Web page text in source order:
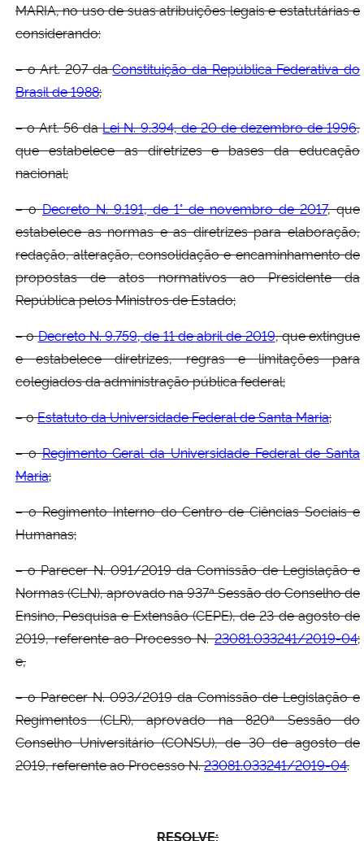
Secretaria de Governo
Advocacia-Geral da União
Planalto
MARIA, no uso de suas atribuições legais e estatutárias e
considerando:
– o Art. 207 daConstituição da República Federativa do
Brasil de 1988;
– o Art. 56 daLei N. 9.394, de 20 de dezembro de 1996,
que estabelece as diretrizes e bases da educação
nacional;
– oDecreto N. 9.191, de 1° de novembro de 2017, que
estabelece as normas e as diretrizes para elaboração,
redação, alteração, consolidação e encaminhamento de
propostas de atos normativos ao Presidente da
República pelos Ministros de Estado;
– oDecreto N. 9.759, de 11 de abril de 2019, que extingue
e estabelece diretrizes, regras e limitações para
colegiados da administração pública federal;
– oEstatuto da Universidade Federal de Santa Maria;
– oRegimento Geral da Universidade Federal de Santa
Maria;
– o Regimento Interno do Centro de Ciências Sociais e
Humanas;
– o Parecer N. 091/2019 da Comissão de Legislação e
Normas (CLN), aprovado na 937ª Sessão do Conselho de
Ensino, Pesquisa e Extensão (CEPE), de 23 de agosto de
2019, referente ao Processo N.23081.033241/2019-04;
e,
– o Parecer N. 093/2019 da Comissão de Legislação e
Regimentos (CLR), aprovado na 820ª Sessão do
Conselho Universitário (CONSU), de 30 de agosto de
2019, referente ao Processo N.23081.033241/2019-04.
RESOLVE: